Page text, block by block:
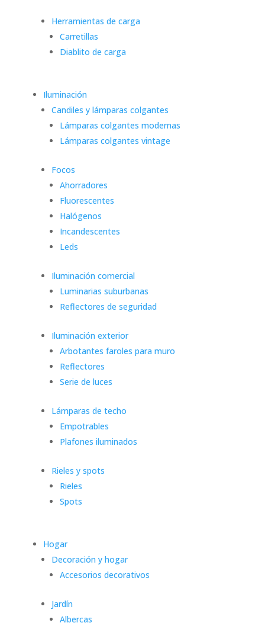
Herramientas de carga
Carretillas
Diablito de carga
Iluminación
Candiles y lámparas colgantes
Lámparas colgantes modernas
Lámparas colgantes vintage
Focos
Ahorradores
Fluorescentes
Halógenos
Incandescentes
Leds
Iluminación comercial
Luminarias suburbanas
Reflectores de seguridad
Iluminación exterior
Arbotantes faroles para muro
Reflectores
Serie de luces
Lámparas de techo
Empotrables
Plafones iluminados
Rieles y spots
Rieles
Spots
Hogar
Decoración y hogar
Accesorios decorativos
Jardín
Albercas